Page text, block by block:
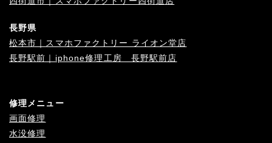
長野県
松本市｜スマホファクトリー ライオン堂店
長野駅前｜iphone修理工房 長野駅前店
修理メニュー
画面修理
水没修理